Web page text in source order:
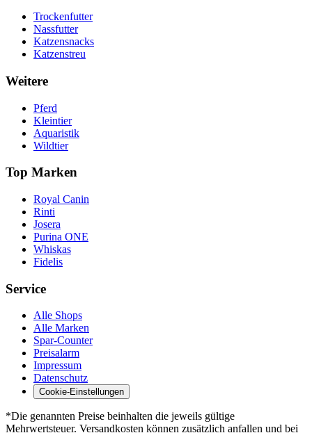
Trockenfutter
Nassfutter
Katzensnacks
Katzenstreu
Weitere
Pferd
Kleintier
Aquaristik
Wildtier
Top Marken
Royal Canin
Rinti
Josera
Purina ONE
Whiskas
Fidelis
Service
Alle Shops
Alle Marken
Spar-Counter
Preisalarm
Impressum
Datenschutz
Cookie-Einstellungen
*Die genannten Preise beinhalten die jeweils gültige
Mehrwertsteuer. Versandkosten können zusätzlich anfallen und bei